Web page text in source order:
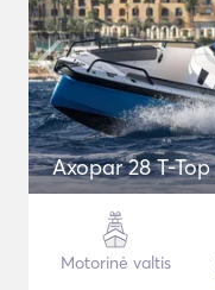
Axopar 28 T-Top
Motorinė valtis